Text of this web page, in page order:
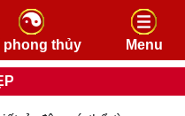
to content
phong thủy Menu